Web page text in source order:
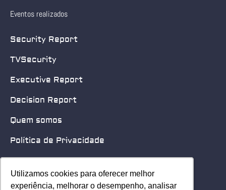
Utilizamos cookies para oferecer melhor
experiência, melhorar o desempenho, analisar
Utilizamos cookies para oferecer melhor
experiência, melhorar o desempenho, analisar
Eventos realizados
Security Report
TVSecurity
Executive Report
Decision Report
Quem somos
Política de Privacidade
Quero patrocinar
Contato